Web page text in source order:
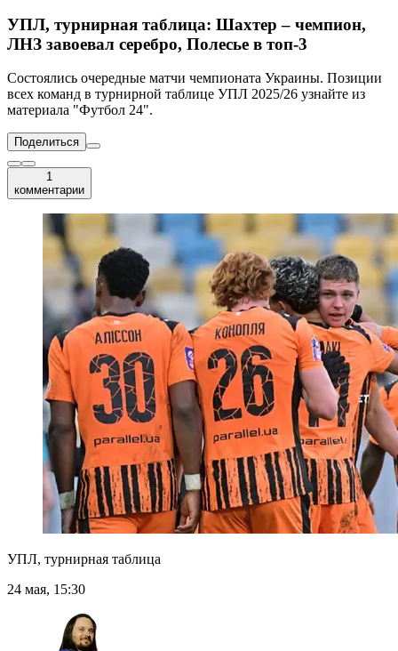
УПЛ, турнирная таблица: Шахтер – чемпион,
ЛНЗ завоевал серебро, Полесье в топ-3
Состоялись очередные матчи чемпионата Украины. Позиции
всех команд в турнирной таблице УПЛ 2025/26 узнайте из
материала "Футбол 24".
Поделиться
1
комментарии
УПЛ, турнирная таблица
24 мая, 15:30